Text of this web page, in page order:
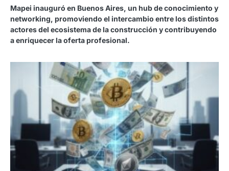
Mapei inauguró en Buenos Aires, un hub de conocimiento y
networking, promoviendo el intercambio entre los distintos
actores del ecosistema de la construcción y contribuyendo
a enriquecer la oferta profesional.